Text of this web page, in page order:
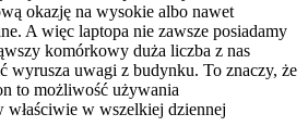
okazję na wysokie albo nawet
A więc laptopa nie zawsze posiadamy
komórkowy duża liczba z nas
wyrusza uwagi z budynku. To znaczy, że
to możliwość używania
właściwie w wszelkiej dziennej